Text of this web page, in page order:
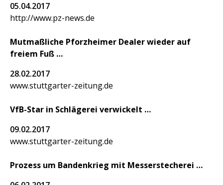
05.04.2017
http://www.pz-news.de
Mutmaßliche Pforzheimer Dealer wieder auf
freiem Fuß
28.02.2017
www.stuttgarter-zeitung.de
VfB-Star in Schlägerei verwickelt
09.02.2017
www.stuttgarter-zeitung.de
Prozess um Bandenkrieg mit Messerstecherei